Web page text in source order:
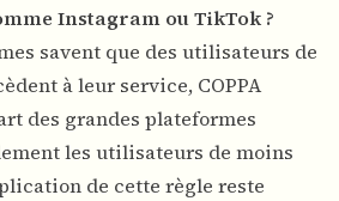
Instagram ou TikTok ?
savent que des utilisateurs de
à leur service, COPPA
des grandes plateformes
les utilisateurs de moins
de cette règle reste